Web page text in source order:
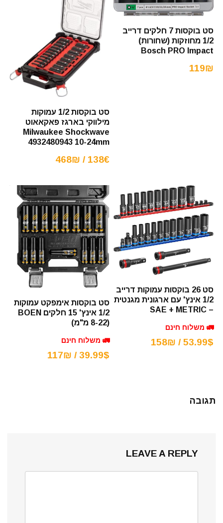
סט בוקסות 7 חלקים דרייב
1/2 מחוזקות (שחורות)
Bosch PRO Impact
119₪
סט בוקסות 1/2 עמוקות
מילווקי בארגז פאקאאוט
Milwaukee Shockwave
4932480943 10-24mm
138€ / 468₪
סט 26 בוקסות עמוקות דרייב
1/2 אינץ' עם ארגונית מגנטית
– SAE + METRIC
🚛 משלוח חינם
53.99$ / 158₪
סט בוקסות אימפקט עמוקות
1/2 אינץ' 15 חלקים BOEN
(8-22 מ"מ)
🚛 משלוח חינם
39.99$ / 117₪
תגובה
LEAVE A REPLY